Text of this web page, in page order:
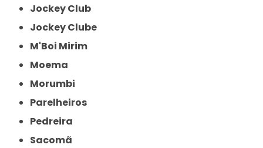
Jockey Club
Jockey Clube
M'Boi Mirim
Moema
Morumbi
Parelheiros
Pedreira
Sacomã